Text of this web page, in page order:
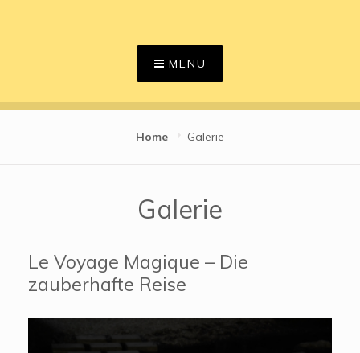
MENU
Home Galerie
Galerie
Le Voyage Magique – Die
zauberhafte Reise